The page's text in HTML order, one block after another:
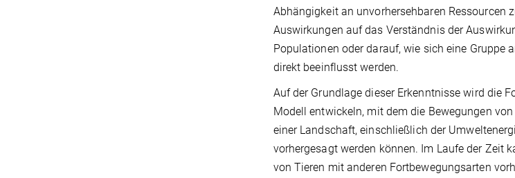
Abhängigkeit an unvorhersehbaren
Auswirkungen auf das Verständnis der
Populationen oder darauf, wie sich eine Gruppe
direkt beeinflusst werden.
Auf der Grundlage dieser Erkenntnisse wird die
Modell entwickeln, mit dem die Bewegungen
einer Landschaft, einschließlich der
vorhergesagt werden können. Im Laufe der Zeit
von Tieren mit anderen Fortbewegungsarten